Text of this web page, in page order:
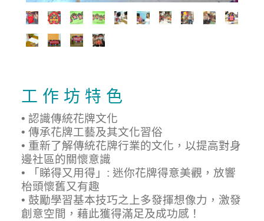
工 作 坊 特 色
• 認識傳統花牌文化
• 傳承花牌工藝及其文化習俗
• 重新了解傳統花牌行業的文化，以提高對身
邊社區的關懷意識
• 「睇得又用得」: 迷你花牌得意美觀，放響
枱頭懷舊又有趣
• 鼓勵學習基本技巧之上多發揮想像力，激發
創意空間，藉此獲得滿足及成功感！